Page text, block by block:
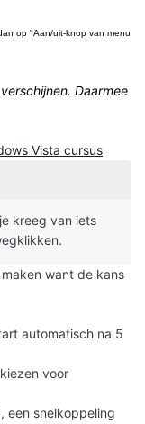
op "Aan/uit-knop van menu
Daarmee
Vista cursus
kreeg van iets
want de kans
automatisch na 5
voor
een snelkoppeling